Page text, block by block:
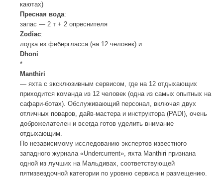
каютах)
Пресная вода:
запас — 2 т + 2 опреснителя
Zodiaс:
лодка из фибергласса (на 12 человек) и
Dhoni
*
Manthiri
— яхта с эксклюзивным сервисом, где на 12 отдыхающих
приходится команда из 12 человек (одна из самых опытных на
сафари-ботах). Обслуживающий персонал, включая двух
отличных поваров, дайв-мастера и инструктора (PADI), очень
доброжелателен и всегда готов уделить внимание
отдыхающим.
По независимому исследованию экспертов известного
западного журнала «Undercurrent», яхта Manthiri признана
одной из лучших на Мальдивах, соответствующей
пятизвездочной категории по уровню сервиса и размещению.